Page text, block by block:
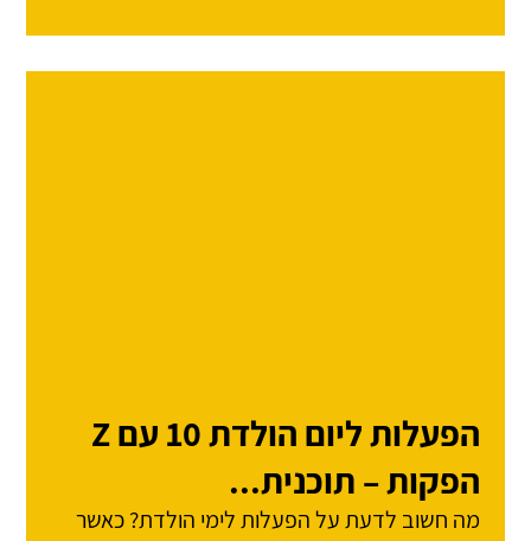
הפעלות ליום הולדת 10 עם Z
הפקות – תוכנית...
מה חשוב לדעת על הפעלות לימי הולדת? כאשר